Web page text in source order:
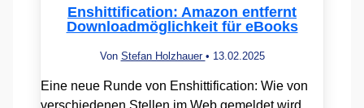
Enshittification: Amazon entfernt
Downloadmöglichkeit für eBooks
Von Stefan Holzhauer • 13.02.2025
Eine neue Runde von Enshittification: Wie von